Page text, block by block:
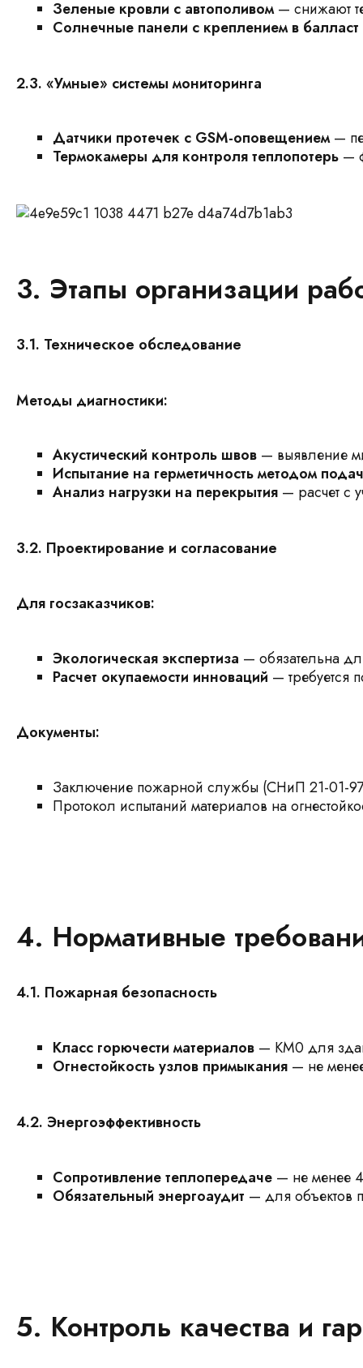
Зеленые кровли с автополивом— снижают
Солнечные панели с креплением в балласт
2.3. «Умные» системы мониторинга
Датчики протечек с GSM-оповещением—
Термокамеры для контроля теплопотерь—
3. Этапы организации
3.1. Техническое обследование
Методы диагностики:
Акустический контроль швов— выявление
Испытание на герметичность методом
Анализ нагрузки на перекрытия— расчет с
3.2. Проектирование и согласование
Для госзаказчиков:
Экологическая экспертиза — обязательна
Расчет окупаемости инноваций — требуется
Документы:
Заключение пожарной службы (СНиП 21-01-
Протокол испытаний материалов на
4. Нормативные
4.1. Пожарная безопасность
Класс горючести материалов— КМ0 для
Огнестойкость узлов примыкания— не
4.2. Энергоэффективность
Сопротивление теплопередаче— не менее
Обязательный энергоаудит — для
5. Контроль качества и